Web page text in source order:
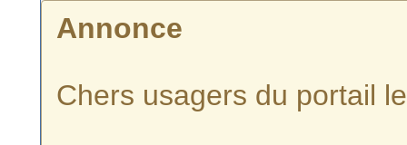
Annonce
Chers usagers du portail